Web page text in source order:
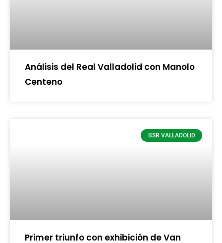
Análisis del Real Valladolid con Manolo
Centeno
BSR VALLADOLID
Primer triunfo con exhibición de Van